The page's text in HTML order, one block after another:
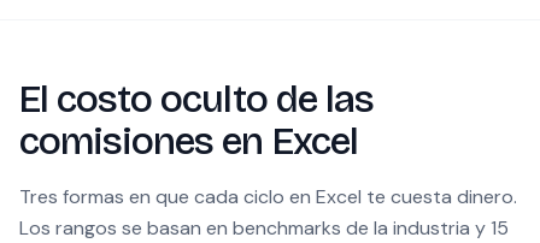
El costo oculto de las
comisiones en Excel
Tres formas en que cada ciclo en Excel te cuesta dinero.
Los rangos se basan en benchmarks de la industria y 15